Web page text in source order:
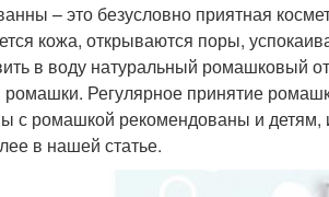
– это безусловно приятная
кожа, открываются поры,
в воду натуральный ромашковый
ромашки. Регулярное принятие
с ромашкой рекомендованы и
в нашей статье.